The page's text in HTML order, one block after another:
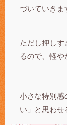
づいていきま
ただし押しす
るので、軽や
小さな特別感
い」と思わせ